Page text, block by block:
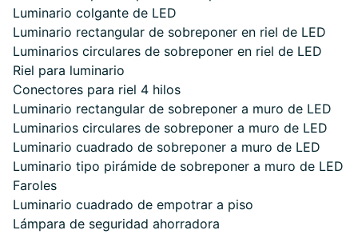
Luminario colgante de LED
Luminario rectangular de sobreponer en riel de LED
Luminarios circulares de sobreponer en riel de LED
Riel para luminario
Conectores para riel 4 hilos
Luminario rectangular de sobreponer a muro de LED
Luminarios circulares de sobreponer a muro de LED
Luminario cuadrado de sobreponer a muro de LED
Luminario tipo pirámide de sobreponer a muro de LED
Faroles
Luminario cuadrado de empotrar a piso
Lámpara de seguridad ahorradora